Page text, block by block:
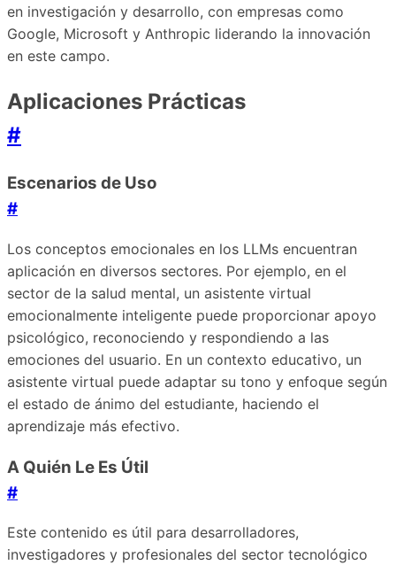
en investigación y desarrollo, con empresas como
Google, Microsoft y Anthropic liderando la innovación
en este campo.
Aplicaciones Prácticas
#
Escenarios de Uso
#
Los conceptos emocionales en los LLMs encuentran
aplicación en diversos sectores. Por ejemplo, en el
sector de la salud mental, un asistente virtual
emocionalmente inteligente puede proporcionar apoyo
psicológico, reconociendo y respondiendo a las
emociones del usuario. En un contexto educativo, un
asistente virtual puede adaptar su tono y enfoque según
el estado de ánimo del estudiante, haciendo el
aprendizaje más efectivo.
A Quién Le Es Útil
#
Este contenido es útil para desarrolladores,
investigadores y profesionales del sector tecnológico